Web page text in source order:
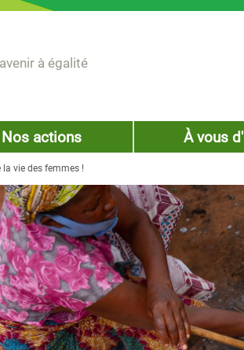
à égalité
Nos actions À vous
vie des femmes !